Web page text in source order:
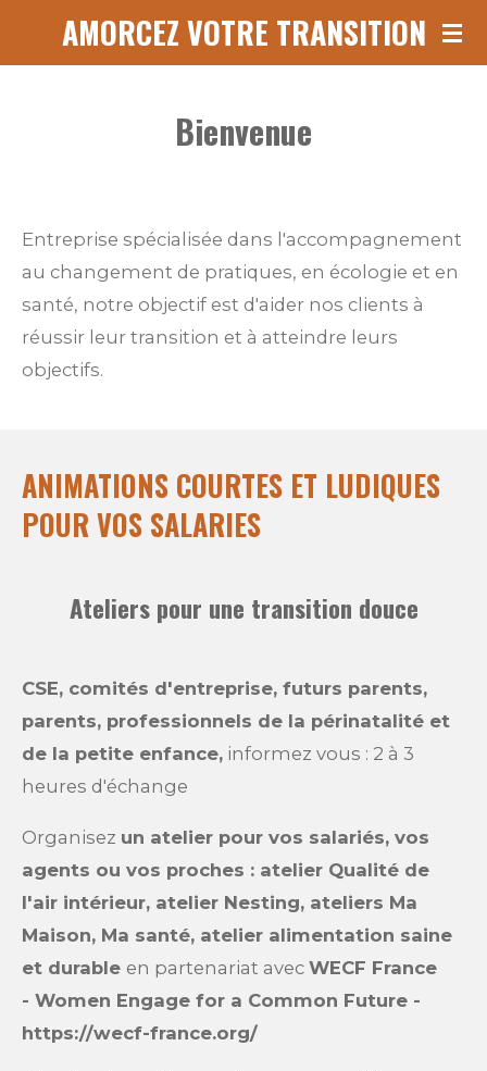
PasserAMORCEZ VOTRE TRANSITION
Bienvenue
Entreprise spécialisée dans l'accompagnement
au changement de pratiques, en écologie et en
santé, notre objectif est d'aider nos clients à
réussir leur transition et à atteindre leurs
objectifs.
ANIMATIONS COURTES ET LUDIQUES
POUR VOS SALARIES
Ateliers pour une transition douce
CSE, comités d'entreprise, futurs parents,
parents, professionnels de la périnatalité et
de la petite enfance, informez vous : 2 à 3
heures d'échange
Organisez un atelier pour vos salariés, vos
agents ou vos proches : atelier Qualité de
l'air intérieur, atelier Nesting, ateliers Ma
Maison, Ma santé, atelier alimentation saine
et durable en partenariat avec WECF France
- Women Engage for a Common Future -
https://wecf-france.org/